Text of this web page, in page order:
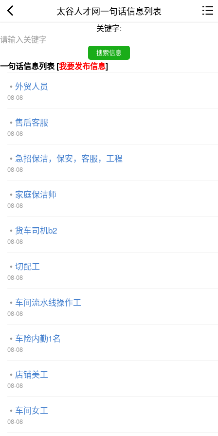
太谷人才网一句话信息列表
关键字:
一句话信息列表 [我要发布信息]
外贸人员
08-08
售后客服
08-08
急招保洁，保安，客服，工程
08-08
家庭保洁师
08-08
货车司机b2
08-08
切配工
08-08
车间流水线操作工
08-08
车险内勤1名
08-08
店铺美工
08-08
车间女工
08-08